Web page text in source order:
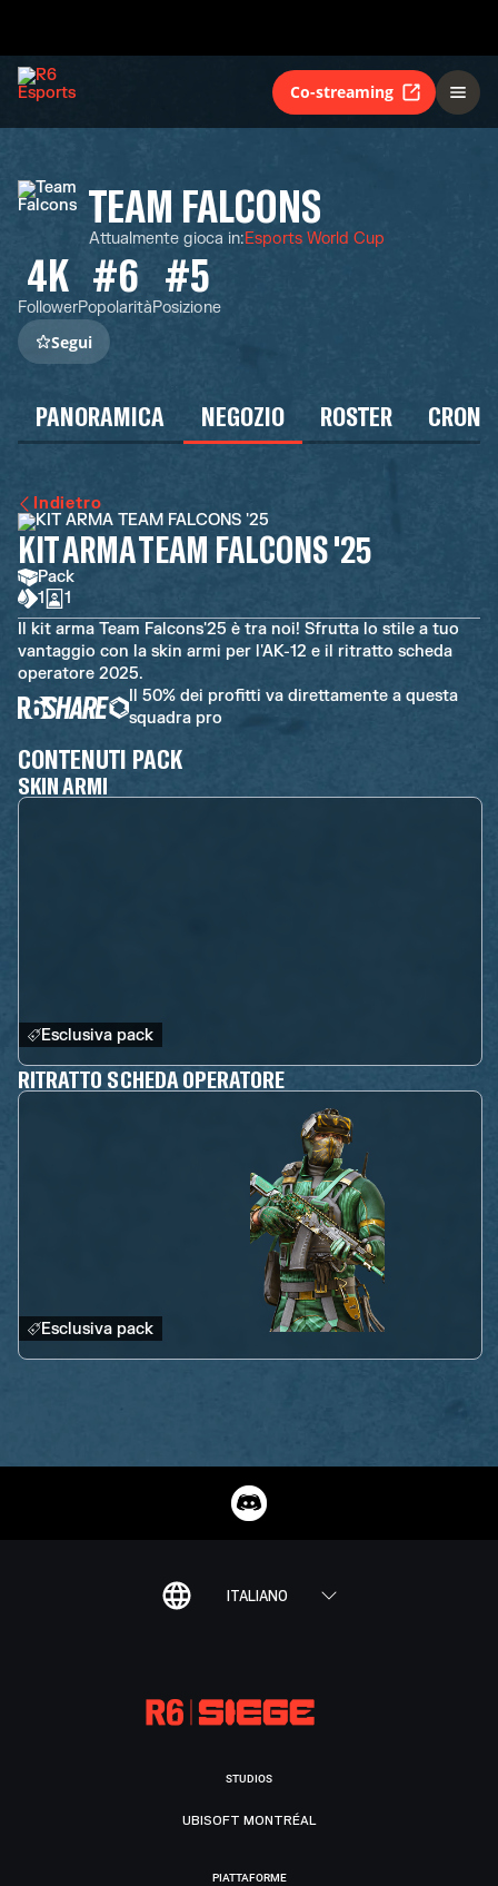
Co-streaming
TEAM FALCONS
Attualmente gioca in:Esports World Cup
4K
Follower
#6
Popolarità
#5
Posizione
Segui
PANORAMICA NEGOZIO ROSTER
Indietro
KIT ARMA TEAM FALCONS '25
Pack
1
1
Il kit arma Team Falcons'25 è tra noi! Sfrutta lo stile a tuo
vantaggio con la skin armi per l'AK-12 e il ritratto scheda
operatore 2025.
Il 50% dei profitti va direttamente a questa
squadra pro
CONTENUTI PACK
SKIN ARMI
Esclusiva pack
RITRATTO SCHEDA OPERATORE
Esclusiva pack
ITALIANO
STUDIOS
UBISOFT MONTRÉAL
PIATTAFORME